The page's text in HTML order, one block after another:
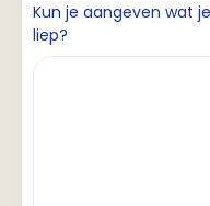
Kun je aangeven wat
liep?